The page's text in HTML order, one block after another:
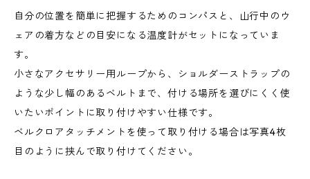
自分の位置を簡単に把握するためのコンパスと、山行中のウ
ェアの着方などの目安になる温度計がセットになっていま
す。
小さなアクセサリー用ループから、ショルダーストラップの
ような少し幅のあるベルトまで、付ける場所を選びにくく使
いたいポイントに取り付けやすい仕様です。
ベルクロアタッチメントを使って取り付ける場合は写真4枚
目のように挟んで取り付けてください。